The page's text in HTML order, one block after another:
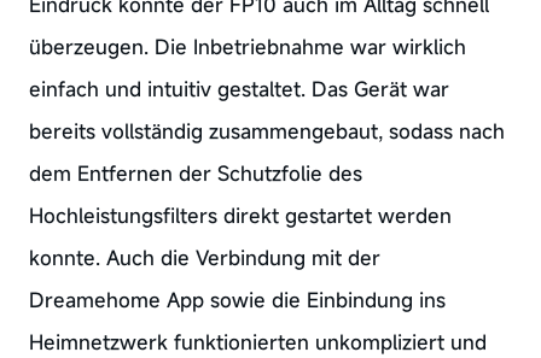
überzeugen. Die Inbetriebnahme war wirklich
einfach und intuitiv gestaltet. Das Gerät war
bereits vollständig zusammengebaut, sodass nach
dem Entfernen der Schutzfolie des
Hochleistungsfilters direkt gestartet werden
konnte. Auch die Verbindung mit der
Dreamehome App sowie die Einbindung ins
Heimnetzwerk funktionierten unkompliziert und